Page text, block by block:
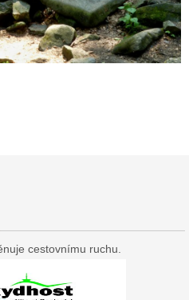
cestovnímu ruchu.